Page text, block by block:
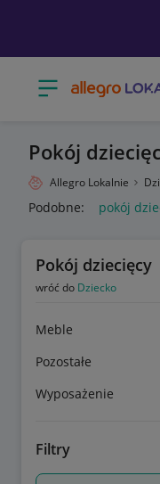
Otwórz menu z
Pokój
Allegro Lokalnie
Podobne: pokój
Pokój dziecięcy
wróć do Dziecko
Meble
Pozostałe
Wyposażenie
Filtry